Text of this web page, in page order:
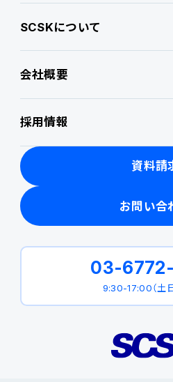
資料請
お問い合
03-
9:30-17:00（土
特集記事
ニュース・トピックス
製品関連動画
SCSKについて
会社概要
採用情報